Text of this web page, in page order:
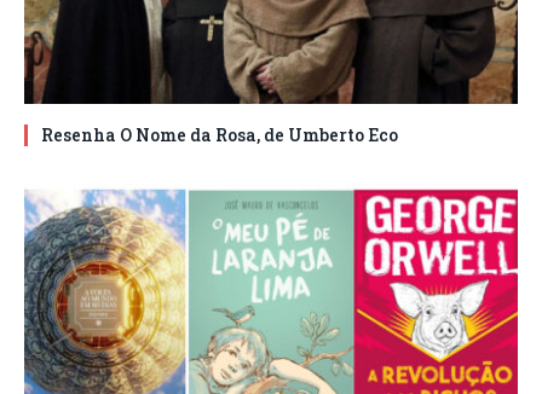
Resenha O Nome da Rosa, de Umberto Eco